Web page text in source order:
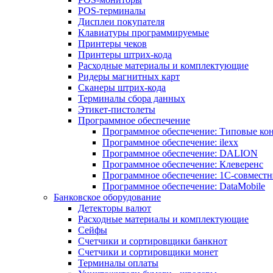
POS-терминалы
Дисплеи покупателя
Клавиатуры программируемые
Принтеры чеков
Принтеры штрих-кода
Расходные материалы и комплектующие
Ридеры магнитных карт
Сканеры штрих-кода
Терминалы сбора данных
Этикет-пистолеты
Программное обеспечение
Программное обеспечение: Типовые
Программное обеспечение: ilexx
Программное обеспечение: DALION
Программное обеспечение: Клеверенс
Программное обеспечение: 1С-
Программное обеспечение: DataMobile
Банковское оборудование
Детекторы валют
Расходные материалы и комплектующие
Сейфы
Счетчики и сортировщики банкнот
Счетчики и сортировщики монет
Терминалы оплаты